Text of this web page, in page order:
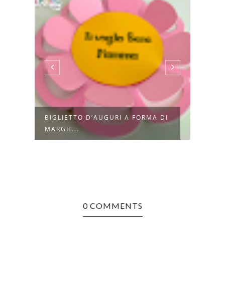
BIGLIETTO D’AUGURI A FORMA DI
MARGH...
0 COMMENTS